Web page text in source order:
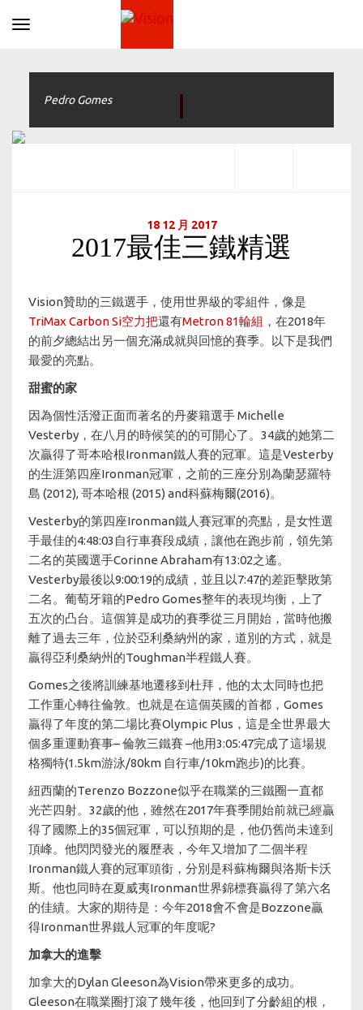
Toggle navigation
Pedro Gomes
18 12 月 2017
2017最佳三鐵精選
Vision贊助的三鐵選手，使用世界級的零組件，像是
TriMax Carbon Si空力把還有Metron 81輪組 ，在2018年
的前夕總結出另一個充滿成就與回憶的賽季。以下是我們
最愛的亮點。
甜蜜的家
因為個性活潑正面而著名的丹麥籍選手 Michelle
Vesterby，在八月的時候笑的的可開心了。34歲的她第二
次贏得了哥本哈根Ironman鐵人賽的冠軍。這是Vesterby
的生涯第四座Ironman冠軍，之前的三座分別為蘭瑟羅特
島 (2012), 哥本哈根 (2015) and科蘇梅爾(2016)。
Vesterby的第四座Ironman鐵人賽冠軍的亮點，是女性選
手最佳的4:48:03自行車賽段成績，讓他在跑步前，領先第
二名的英國選手Corinne Abraham有13:02之遙。
Vesterby最後以9:00:19的成績，並且以7:47的差距擊敗第
二名。葡萄牙籍的Pedro Gomes整年的表現均衡，上了
五次的凸台。這個算是成功的賽季從三月開始，當時他搬
離了過去三年，位於亞利桑納州的家，道別的方式，就是
贏得亞利桑納州的Toughman半程鐵人賽。
Gomes之後將訓練基地遷移到杜拜，他的太太同時也把
工作重心轉往倫敦。也就是在這個英國的首都，Gomes
贏得了年度的第二場比賽Olympic Plus，這是全世界最大
個多重運動賽事– 倫敦三鐵賽 –他用3:05:47完成了這場規
格獨特(1.5km游泳/80km 自行車/10km跑步)的比賽。
紐西蘭的Terenzo Bozzone似乎在職業的三鐵圈一直都
光芒四射。32歲的他，雖然在2017年賽季開始前就已經贏
得了國際上的35個冠軍，可以預期的是，他仍舊尚未達到
頂峰。他閃閃發光的履歷表，今年又增加了二個半程
Ironman鐵人賽的冠軍頭銜，分別是科蘇梅爾與洛斯卡沃
斯。他也同時在夏威夷Ironman世界錦標賽贏得了第六名
的佳績。大家的期待是：今年2018會不會是Bozzone贏
得Ironman世界鐵人冠軍的年度呢?
加拿大的進擊
加拿大的Dylan Gleeson為Vision帶來更多的成功。
Gleeson在職業圈打滾了幾年後，他回到了分齡組的根，